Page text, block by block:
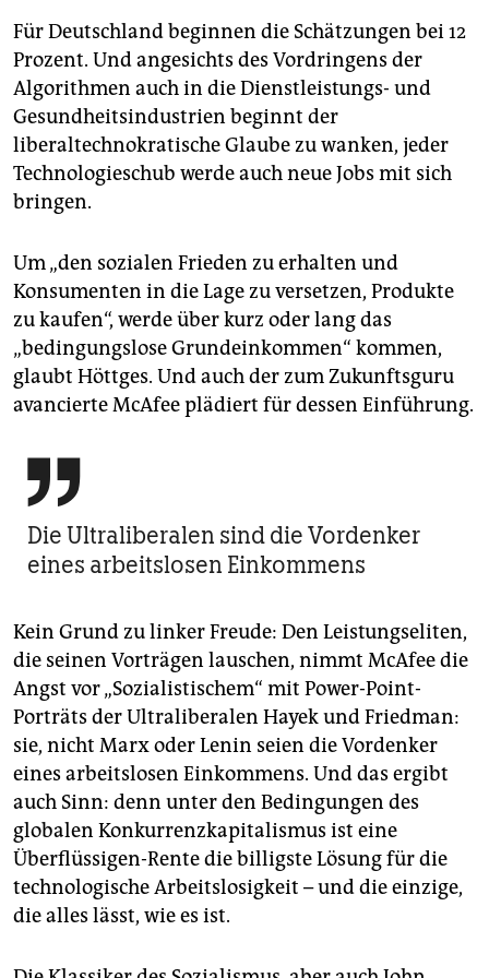
Für Deutschland beginnen die Schätzungen bei 12
Prozent. Und angesichts des Vordringens der
Algorithmen auch in die Dienstleistungs- und
Gesundheitsindustrien beginnt der
liberaltechnokratische Glaube zu wanken, jeder
Technologieschub werde auch neue Jobs mit sich
bringen.
Um „den sozialen Frieden zu erhalten und
Konsumenten in die Lage zu versetzen, Produkte
zu kaufen“, werde über kurz oder lang das
„bedingungslose Grundeinkommen“ kommen,
glaubt Höttges. Und auch der zum Zukunftsguru
avancierte McAfee plädiert für dessen Einführung.

Die Ultraliberalen sind die Vordenker
eines arbeitslosen Einkommens
Kein Grund zu linker Freude: Den Leistungseliten,
die seinen Vorträgen lauschen, nimmt McAfee die
Angst vor „Sozialistischem“ mit Power-Point-
Porträts der Ultraliberalen Hayek und Friedman:
sie, nicht Marx oder Lenin seien die Vordenker
eines arbeitslosen Einkommens. Und das ergibt
auch Sinn: denn unter den Bedingungen des
globalen Konkurrenzkapitalismus ist eine
Überflüssigen-Rente die billigste Lösung für die
technologische Arbeitslosigkeit – und die einzige,
die alles lässt, wie es ist.